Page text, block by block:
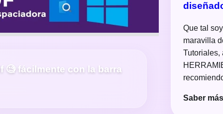
🧐 fácilmente con la barra
Que tal
maravilla
Tutoriales,
Saber